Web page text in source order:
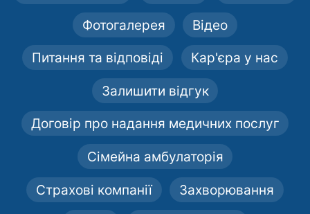
Фотогалерея Відео
Питання та відповіді Кар'єра у нас
Залишити відгук
Договір про надання медичних послуг
Сімейна амбулаторія
Страхові компанії Захворювання